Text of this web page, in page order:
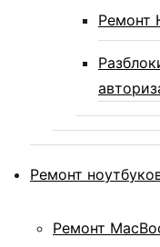
Ремонт
Ремонт
Ремонт